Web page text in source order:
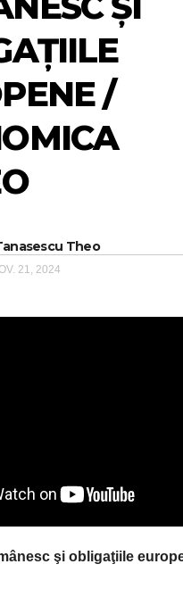
/
Theo
21, 2024
şi obligaţiile